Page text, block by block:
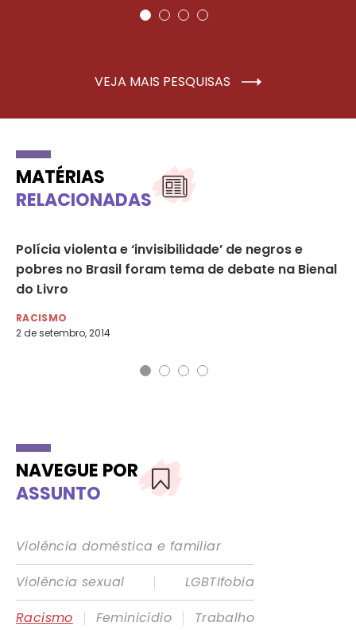
VEJA MAIS PESQUISAS
MATÉRIAS
RELACIONADAS
Polícia violenta e ‘invisibilidade’ de negros e
pobres no Brasil foram tema de debate na Bienal
do Livro
RACISMO
2 de setembro, 2014
NAVEGUE POR
ASSUNTO
Violência doméstica e familiar
Violência sexual
|
LGBTIfobia
Racismo
| Feminicídio |
Trabalho